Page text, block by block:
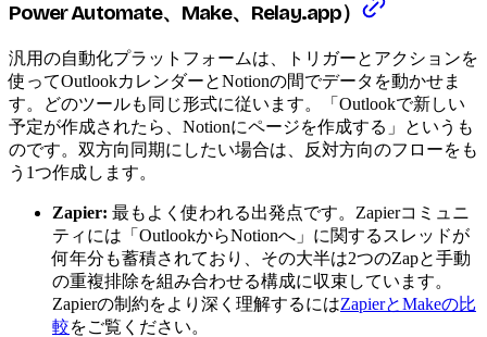
Power Automate、Make、Relay.app）
汎用の自動化プラットフォームは、トリガーとアクションを
使ってOutlookカレンダーとNotionの間でデータを動かせま
す。どのツールも同じ形式に従います。「Outlookで新しい
予定が作成されたら、Notionにページを作成する」というも
のです。双方向同期にしたい場合は、反対方向のフローをも
う1つ作成します。
Zapier: 最もよく使われる出発点です。Zapierコミュニ
ティには「OutlookからNotionへ」に関するスレッドが
何年分も蓄積されており、その大半は2つのZapと手動
の重複排除を組み合わせる構成に収束しています。
Zapierの制約をより深く理解するにはZapierとMakeの比
較をご覧ください。